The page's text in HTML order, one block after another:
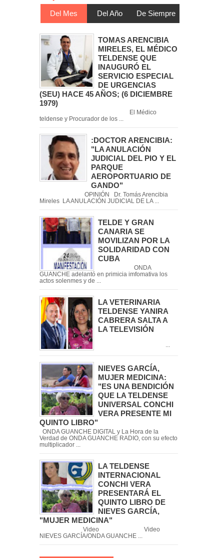
Del Mes Del Año De Siempre
TOMAS ARENCIBIA
MIRELES, EL MÉDICO
TELDENSE QUE
INAUGURÓ EL
SERVICIO ESPECIAL
DE URGENCIAS
(SEU) HACE 45 AÑOS; (6 DICIEMBRE
1979)
El Médico
teldense y Procurador de los ...
:DOCTOR ARENCIBIA:
"LA ANULACIÓN
JUDICIAL DEL PIO Y EL
PARQUE
AEROPORTUARIO DE
GANDO"
OPINIÓN Dr. Tomás Arencibia
Mireles LA ANULACIÓN JUDICIAL DE LA ...
TELDE Y GRAN
CANARIA SE
MOVILIZAN POR LA
SOLIDARIDAD CON
CUBA
ONDA
GUANCHE adelantó en primicia imfomativa los
actos solenmes y de ...
LA VETERINARIA
TELDENSE YANIRA
CABRERA SALTA A
LA TELEVISIÓN
NIEVES GARCÍA,
MUJER MEDICINA:
"ES UNA BENDICIÓN
QUE LA TELDENSE
UNIVERSAL CONCHI
VERA PRESENTE MI
QUINTO LIBRO"
ONDA GUANCHE DIGITAL y La Hora de la
Verdad de ONDA GUANCHE RADIO, con su efecto
multiplicador ...
LA TELDENSE
INTERNACIONAL
CONCHI VERA
PRESENTARÁ EL
QUINTO LIBRO DE
NIEVES GARCÍA,
"MUJER MEDICINA"
Video Video
NIEVES GARCÍA/ONDA GUANCHE ...